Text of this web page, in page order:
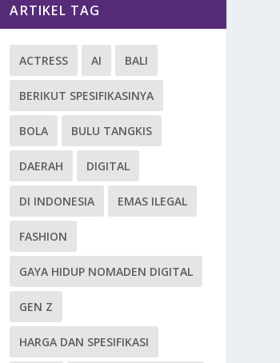
ARTIKEL TAG
ACTRESS AI BALI
BERIKUT SPESIFIKASINYA
BOLA BULU TANGKIS
DAERAH DIGITAL
DI INDONESIA EMAS ILEGAL
FASHION
GAYA HIDUP NOMADEN DIGITAL
GEN Z
HARGA DAN SPESIFIKASI